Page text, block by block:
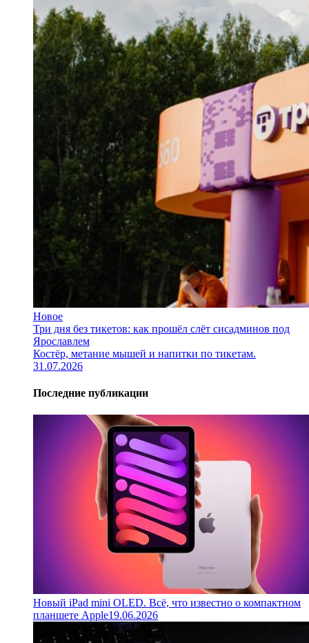
Новое
Три дня без тикетов: как прошёл слёт сисадминов под
Ярославлем
Костёр, метание мышей и напитки по тикетам.
31.07.2026
Последние публикации
Новый iPad mini OLED. Всё, что известно о компактном
планшете Apple19.06.2026